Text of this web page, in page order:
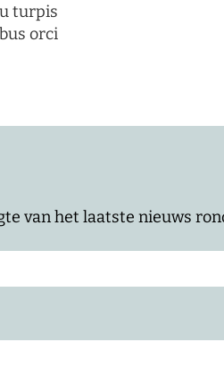
turpis
orci
van het laatste nieuws